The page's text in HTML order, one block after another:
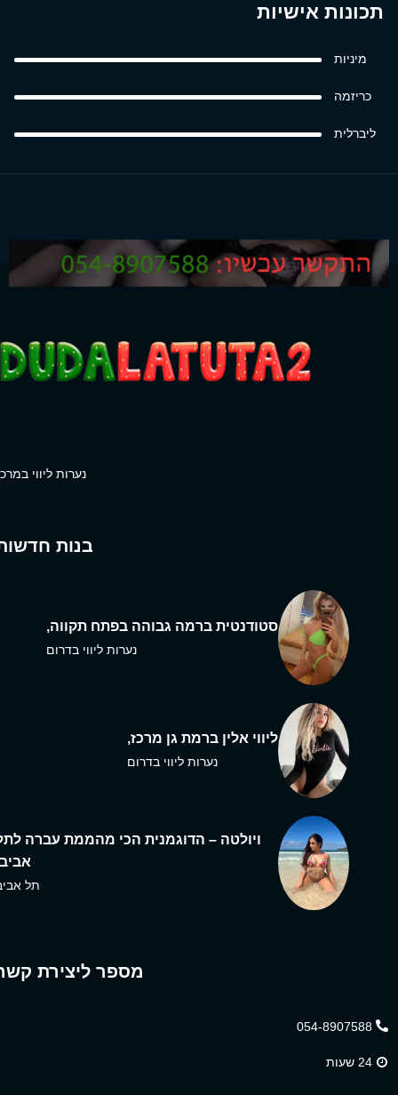
תכונות אישיות
מיניות
כריזמה
ליברלית
נערות ליווי
בנות
סטודנטית ברמה גבוהה בפתח תקווה,
נערות ליווי בדרום
ליווי אלין ברמת גן מרכז,
נערות ליווי בדרום
ויולטה – הדוגמנית הכי מהממת עברה
תל
מספר ליצירת
054-8907588
24 שעות